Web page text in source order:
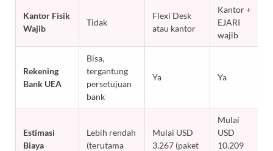
Kantor Fisik
Wajib
Tidak
Flexi Desk
atau kantor
Kantor +
EJARI
wajib
Rekening
Bank UEA
Bisa,
tergantung
persetujuan
bank
Ya Ya
Estimasi
Biaya
Lebih rendah
(terutama
Mulai USD
3.267 (paket
Mulai
USD
10.209